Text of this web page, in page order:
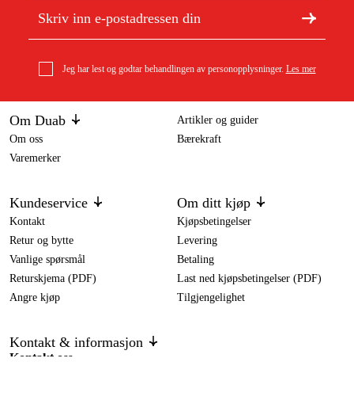
Jeg har lest og godtar behandlingen av personopplysninger. Les mer
Om Duab
Om oss
Varemerker
Artikler og guider
Bærekraft
Kundeservice
Kontakt
Retur og bytte
Vanlige spørsmål
Returskjema (PDF)
Angre kjøp
Om ditt kjøp
Kjøpsbetingelser
Levering
Betaling
Last ned kjøpsbetingelser (PDF)
Tilgjengelighet
Kontakt & informasjon
Kontakt oss